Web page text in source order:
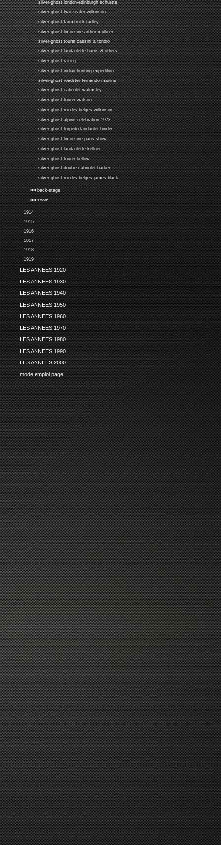
silver-ghost london-edinburgh schuette
silver-ghost two-seater wilkinson
silver-ghost farm-truck radley
silver-ghost limousine arthur mulliner
silver-ghost tourer cassini & tonolo
silver-ghost landaulette harris & others
silver-ghost racing
silver-ghost indian hunting expedition
silver-ghost roadster fernando martins
silver-ghost cabriolet walmsley
silver-ghost tourer watson
silver-ghost roi des belges wilkinson
silver-ghost alpine celebration 1973
silver-ghost torpedo landaulet binder
silver-ghost limousine paris-show
silver-ghost landaulette kellner
silver ghost tourer kellow
silver-ghost double cabriolet barker
silver-ghost roi des belges james black
•••• back-stage
•••• zoom
1914
1915
1916
1917
1918
1919
LES ANNEES 1920
LES ANNEES 1930
LES ANNEES 1940
LES ANNEES 1950
LES ANNEES 1960
LES ANNEES 1970
LES ANNEES 1980
LES ANNEES 1990
LES ANNEES 2000
mode emploi page